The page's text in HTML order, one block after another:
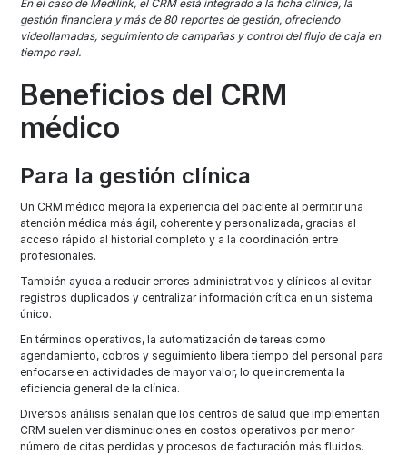
En el caso de Medilink, el CRM está integrado a la ficha clínica, la
gestión financiera y más de 80 reportes de gestión, ofreciendo
videollamadas, seguimiento de campañas y control del flujo de caja en
tiempo real.​​
Beneficios del CRM
médico
Para la gestión clínica
Un CRM médico mejora la experiencia del paciente al permitir una
atención médica más ágil, coherente y personalizada, gracias al
acceso rápido al historial completo y a la coordinación entre
profesionales.
También ayuda a reducir errores administrativos y clínicos al evitar
registros duplicados y centralizar información crítica en un sistema
único.​
En términos operativos, la automatización de tareas como
agendamiento, cobros y seguimiento libera tiempo del personal para
enfocarse en actividades de mayor valor, lo que incrementa la
eficiencia general de la clínica.
Diversos análisis señalan que los centros de salud que implementan
CRM suelen ver disminuciones en costos operativos por menor
número de citas perdidas y procesos de facturación más fluidos.​